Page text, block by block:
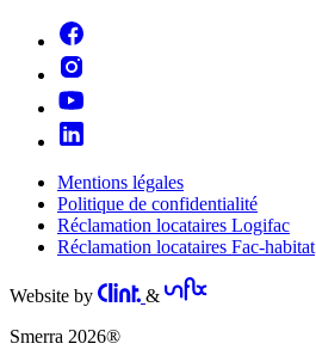
Mentions légales
Politique de confidentialité
Réclamation locataires Logifac
Réclamation locataires Fac-habitat
Website by
&
Smerra 2026®